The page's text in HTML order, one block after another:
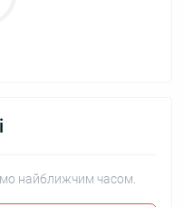
найближчим часом.